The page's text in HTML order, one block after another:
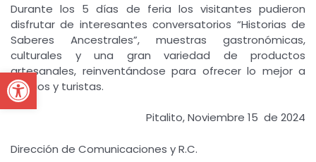
Open toolbar
Durante los 5 días de feria los visitantes pudieron
disfrutar de interesantes conversatorios “Historias de
Saberes Ancestrales”, muestras gastronómicas,
culturales y una gran variedad de productos
artesanales, reinventándose para ofrecer lo mejor a
propios y turistas.
Pitalito, Noviembre 15 de 2024
Dirección de Comunicaciones y R.C.